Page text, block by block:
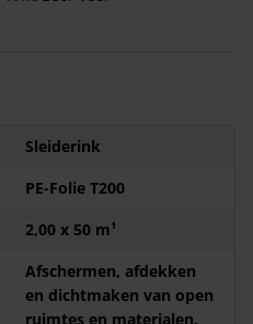
Sleiderink
PE-Folie T200
2,00 x 50 m¹
Afschermen, afdekken
en dichtmaken van open
ruimtes en materialen.